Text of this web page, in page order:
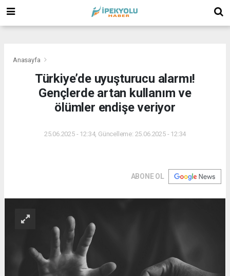
Anasayfa
Türkiye’de uyuşturucu alarmı!
Gençlerde artan kullanım ve
ölümler endişe veriyor
25.06.2025 - 12:34, Güncelleme: 25.06.2025 - 12:34
ABONE OL